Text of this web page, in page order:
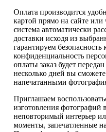
Оплата производится
картой прямо на сайте
система автоматически
доставки исходя из
гарантируем
конфиденциальность
оплаты заказ будет
несколько дней вы
напечатанными
Приглашаем
изготовления фотографий
неповторимый интерьер
моменты, запечатленные